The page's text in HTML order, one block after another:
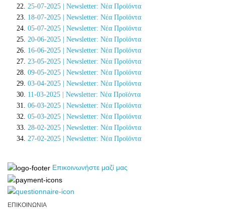
25-07-2025 | Newsletter: Νέα Προϊόντα
18-07-2025 | Newsletter: Νέα Προϊόντα
05-07-2025 | Newsletter: Νέα Προϊόντα
20-06-2025 | Newsletter: Νέα Προϊόντα
16-06-2025 | Newsletter: Νέα Προϊόντα
23-05-2025 | Newsletter: Νέα Προϊόντα
09-05-2025 | Newsletter: Νέα Προϊόντα
03-04-2025 | Newsletter: Νέα Προϊόντα
11-03-2025 | Newsletter: Νέα Προϊόντα
06-03-2025 | Newsletter: Νέα Προϊόντα
05-03-2025 | Newsletter: Νέα Προϊόντα
28-02-2025 | Newsletter: Νέα Προϊόντα
27-02-2025 | Newsletter: Νέα Προϊόντα
Επικοινωνήστε μαζί μας
ΕΠΙΚΟΙΝΩΝΙΑ